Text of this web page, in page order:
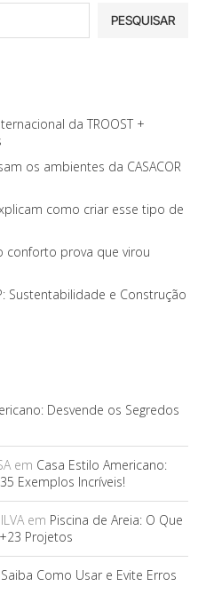
PESQUISAR
da TROOST +
os ambientes da CASACOR
como criar esse tipo de
conforto prova que virou
Sustentabilidade e Construção
Desvende os Segredos
em Casa Estilo Americano:
Exemplos Incríveis!
em Piscina de Areia: O Que
Projetos
Como Usar e Evite Erros